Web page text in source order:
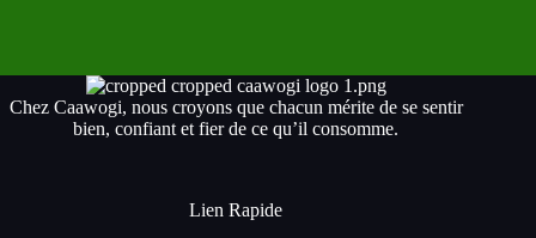
Chez Caawogi, nous croyons que chacun mérite de se sentir
bien, confiant et fier de ce qu’il consomme.
Lien Rapide